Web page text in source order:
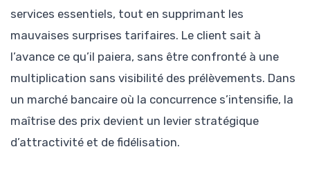
services essentiels, tout en supprimant les
mauvaises surprises tarifaires. Le client sait à
l’avance ce qu’il paiera, sans être confronté à une
multiplication sans visibilité des prélèvements. Dans
un marché bancaire où la concurrence s’intensifie, la
maîtrise des prix devient un levier stratégique
d’attractivité et de fidélisation.